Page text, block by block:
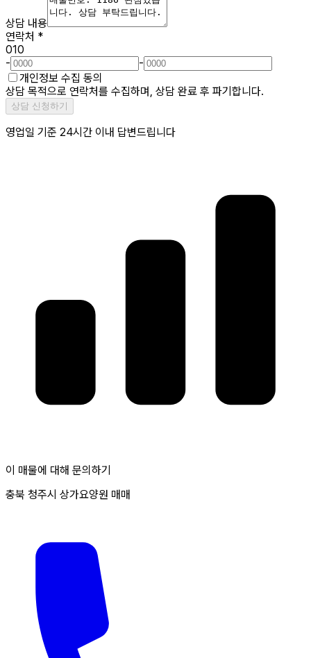
상담 내용
연락처 *
010
-
-
개인정보 수집 동의
상담 목적으로 연락처를 수집하며, 상담 완료 후 파기합니다.
상담 신청하기
영업일 기준 24시간 이내 답변드립니다
이 매물에 대해 문의하기
충북 청주시 상가요양원 매매